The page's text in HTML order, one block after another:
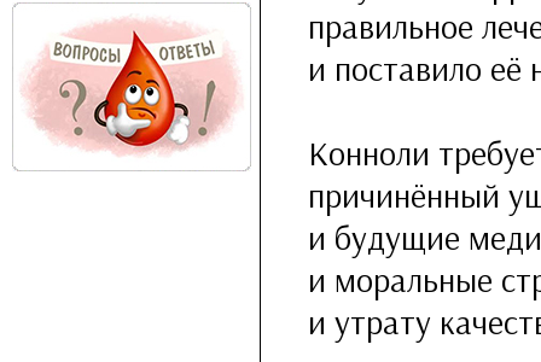
правильное
и поставило её
Конноли
причинённый
и будущие
и моральные
и утрату